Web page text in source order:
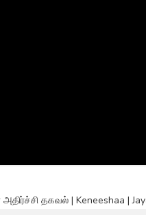
தகவல் | Keneeshaa |